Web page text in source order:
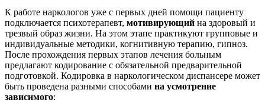
К работе наркологов уже с первых дней помощи пациенту
подключается психотерапевт, мотивирующий на здоровый и
трезвый образ жизни. На этом этапе практикуют групповые и
индивидуальные методики, когнитивную терапию, гипноз.
После прохождения первых этапов лечения больным
предлагают кодирование с обязательной предварительной
подготовкой. Кодировка в наркологическом диспансере может
быть проведена разными способами на усмотрение
зависимого: